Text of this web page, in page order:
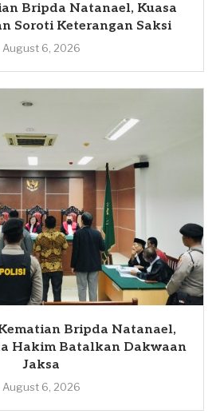
Bripda Natanael, Kuasa
Soroti Keterangan Saksi
August 6, 2026
Bripda Natanael,
Hakim Batalkan Dakwaan
Jaksa
August 6, 2026